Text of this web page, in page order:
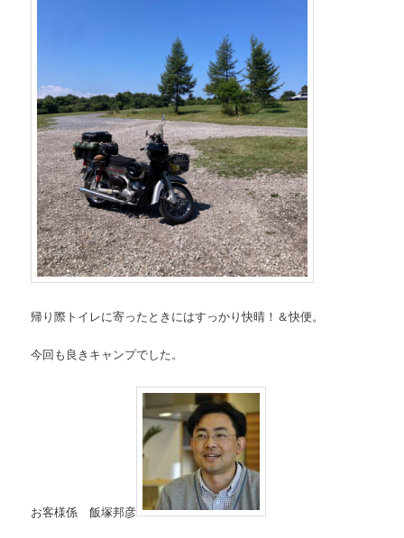
帰り際トイレに寄ったときにはすっかり快晴！＆快便。
今回も良きキャンプでした。
お客様係 飯塚邦彦